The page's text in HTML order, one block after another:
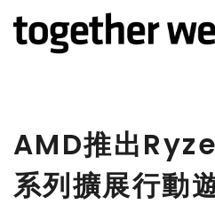
AMD推出
系列擴展行動